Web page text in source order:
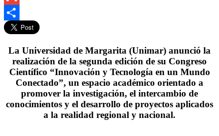
Gmail
Compartir
La Universidad de Margarita (Unimar) anunció la
realización de la segunda edición de su Congreso
Científico “Innovación y Tecnología en un Mundo
Conectado”, un espacio académico orientado a
promover la investigación, el intercambio de
conocimientos y el desarrollo de proyectos aplicados
a la realidad regional y nacional.